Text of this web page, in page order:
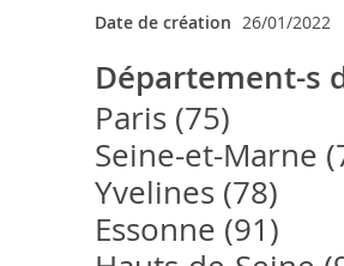
Date de création 26/01/2022
Département-s
Paris (75)
Seine-et-Marne
Yvelines (78)
Essonne (91)